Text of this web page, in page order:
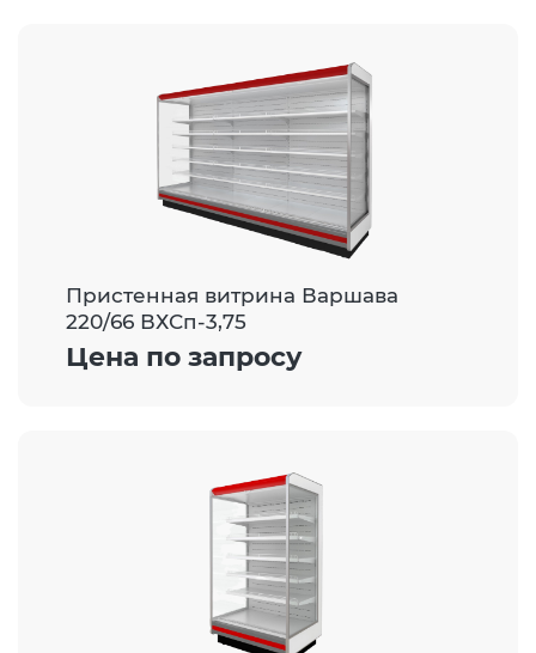
Пристенная витрина Варшава
220/66 ВХСп-3,75
Цена по запросу